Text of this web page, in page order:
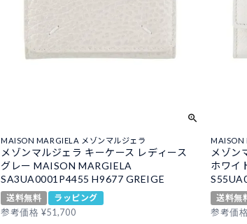
MAISON MARGIELA メゾンマルジェラ
メゾンマルジェラ キーケース レディース
グレー MAISON MARGIELA
SA3UA0001P4455 H9677 GREIGE
送料無料
ラッピング
参考価格 ¥51,700
MAISON
メゾン
ホワイ
送料無
参考価